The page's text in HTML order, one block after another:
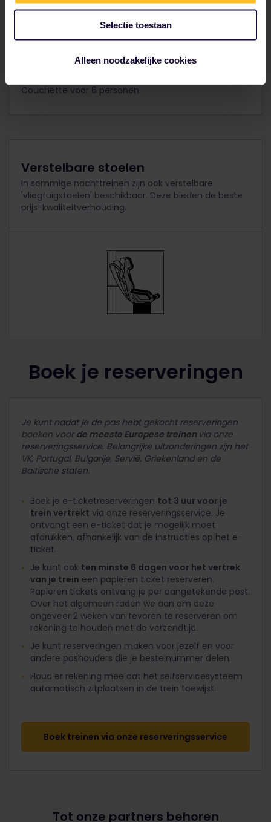
Selectie toestaan
Alleen noodzakelijke cookies
Couchette voor 6 personen.
Verstelbare stoelen
In sommige nachttreinen zijn ook verstelbare
'vliegtuigstoelen' beschikbaar. Deze bieden de beste
prijs-kwaliteitverhouding.
Boek je reserveringen
Je kunt nadat je de pas hebt gekocht reserveringen
boeken voor de meeste Europese treinen via onze
reserveringsservice. Belangrijke uitzonderingen zijn het
VK, Portugal, Bulgarije, Servië, Griekenland en de
Baltische staten.
Boek je e-ticketreserveringen tot 3 uur voor je
trein vertrekt via onze reserveringsservice. Je
ontvangt een e-ticket dat je mogelijk moet
afdrukken, afhankelijk van de instructies op het e-
ticket.
Je kunt ook ten minste 6 dagen voor het vertrek
van je trein een papieren ticket reserveren.
Papieren tickets ontvang je per aangetekende post.
Over het algemeen raden we aan om deze
ongeveer 2 weken van tevoren te reserveren om
rekening te houden met de verzendtijd.
Je kunt reserveringen maken voor jezelf en voor
andere pashouders die je bestelnummer delen.
Houd er rekening mee dat het selfservicesysteem
automatisch zitplaatsen in de trein toewijst.
Boek treinen via onze reserveringsservice
Tot onze partners behoren